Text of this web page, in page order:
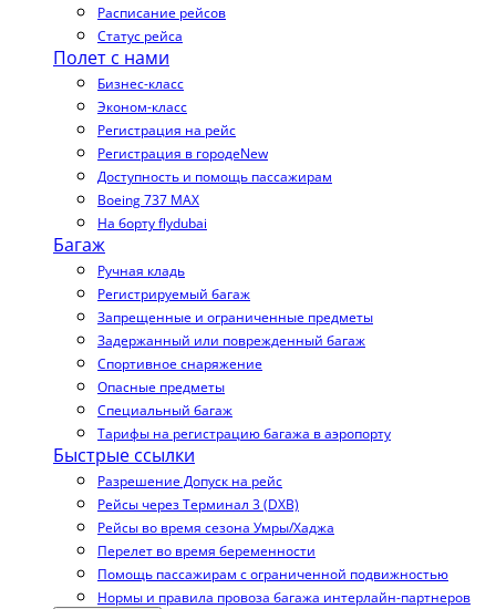
Расписание рейсов
Статус рейса
Полет с нами
Бизнес-класс
Эконом-класс
Регистрация на рейс
Регистрация в городеNew
Доступность и помощь пассажирам
Boeing 737 MAX
На борту flydubai
Багаж
Ручная кладь
Регистрируемый багаж
Запрещенные и ограниченные предметы
Задержанный или поврежденный багаж
Спортивное снаряжение
Опасные предметы
Специальный багаж
Тарифы на регистрацию багажа в аэропорту
Быстрые ссылки
Разрешение Допуск на рейс
Рейсы через Терминал 3 (DXB)
Рейсы во время сезона Умры/Хаджа
Перелет во время беременности
Помощь пассажирам с ограниченной подвижностью
Нормы и правила провоза багажа интерлайн-партнеров